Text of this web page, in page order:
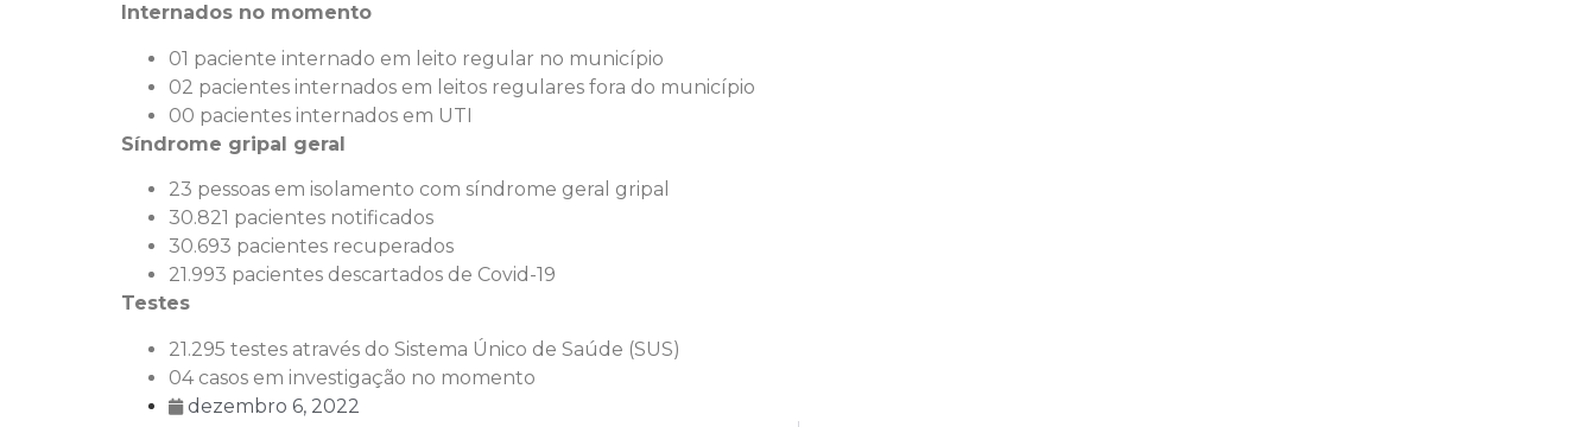
Internados no momento
01 paciente internado em leito regular no município
02 pacientes internados em leitos regulares fora do município
00 pacientes internados em UTI
Síndrome gripal geral
23 pessoas em isolamento com síndrome geral gripal
30.821 pacientes notificados
30.693 pacientes recuperados
21.993 pacientes descartados de Covid-19
Testes
21.295 testes através do Sistema Único de Saúde (SUS)
04 casos em investigação no momento
dezembro 6, 2022